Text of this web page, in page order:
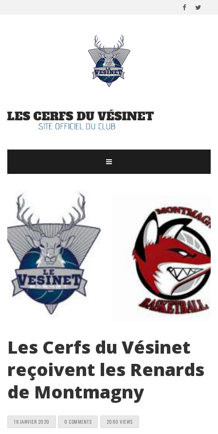
Les Cerfs du Vésinet
reçoivent les Renards
de Montmagny
16 JANVIER 2020 0 COMMENTS 2080 VIEWS